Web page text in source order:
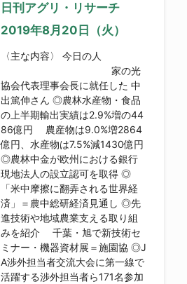
日刊アグリ・リサーチ
2019年8月20日（火）
〈主な内容〉 今日の人
家の光
協会代表理事会長に就任した 中
出篤伸さん ◎農林水産物・食品
の上半期輸出実績は2.9%増の44
86億円 農産物は9.0%増2864
億円、水産物は7.5%減1430億円
◎農林中金が欧州における銀行
現地法人の設立認可を取得 ◎
「米中摩擦に翻弄される世界経
済」＝農中総研経済見通し ◎先
進技術や地域農業支える取り組
みを紹介 千葉・旭で新技術セ
ミナー・機器資材展＝施園協 ◎J
A渉外担当者交流大会に第一線で
活躍する渉外担当者ら171名参加